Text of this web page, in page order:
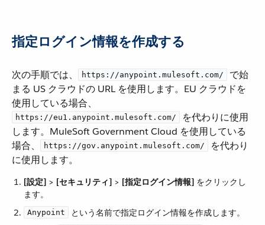
指定ログイン情報を作成する
次の手順では、​ https://anypoint.mulesoft.com/
​ で始
まる US クラウドの URL を使用します。EU クラウドを
使用している場合、​
https://eu1.anypoint.mulesoft.com/
​ を代わりに使用
します。MuleSoft Government Cloud を使用している
場合、​
https://gov.anypoint.mulesoft.com/
​ を代わり
に使用します。
[設定] ​ > ​ [セキュリティ] ​ > ​ [指定ログイン情報] ​ をクリックし
ます。
Anypoint
​ という名前で指定ログイン情報を作成します。